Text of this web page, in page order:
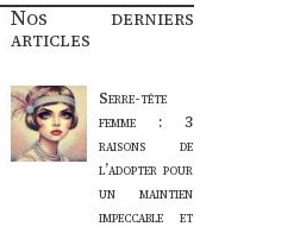
Nos derniers
articles
Serre-tête
femme : 3
raisons de
l’adopter pour
un maintien
impeccable et